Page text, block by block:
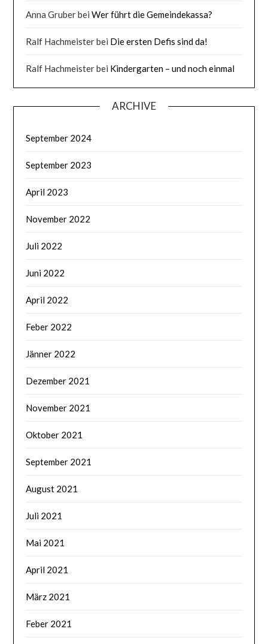
Anna GruberbeiWer führt die Gemeindekassa?
Ralf Hachmeisterbei Die ersten Defis sind da!
Ralf Hachmeisterbei Kindergarten – und noch einmal
ARCHIVE
September 2024
September 2023
April 2023
November 2022
Juli 2022
Juni 2022
April 2022
Feber 2022
Jänner 2022
Dezember 2021
November 2021
Oktober 2021
September 2021
August 2021
Juli 2021
Mai 2021
April 2021
März 2021
Feber 2021